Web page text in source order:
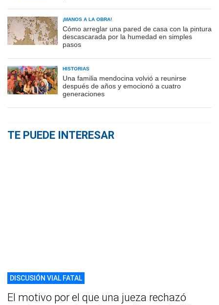
¡MANOS A LA OBRA!
Cómo arreglar una pared de casa con la pintura
descascarada por la humedad en simples
pasos
HISTORIAS
Una familia mendocina volvió a reunirse
después de años y emocionó a cuatro
generaciones
TE PUEDE INTERESAR
DISCUSIÓN VIAL FATAL
El motivo por el que una jueza rechazó